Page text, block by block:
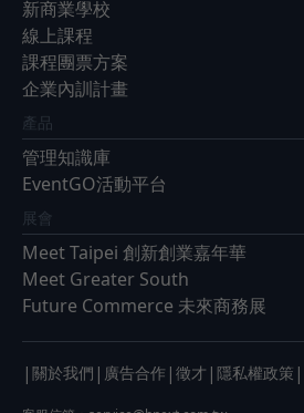
新商業學校
線上課程
課程團票方案
企業內訓計畫
產品
管理知識庫
EventGO活動平台
展會
Meet Taipei 創新創業嘉年華
Meet Greater South
Future Commerce 未來商務展
| 關於我們 | 廣告合作 | 徵才 | 隱私權政策 |